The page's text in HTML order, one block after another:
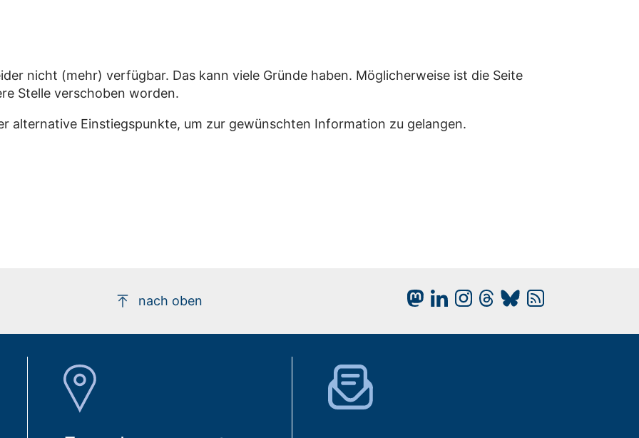
nicht (mehr) verfügbar. Das kann viele Gründe haben. Möglicherweise ist die Seite
Stelle verschoben worden.
alternative Einstiegspunkte, um zur gewünschten Information zu gelangen.
nach oben